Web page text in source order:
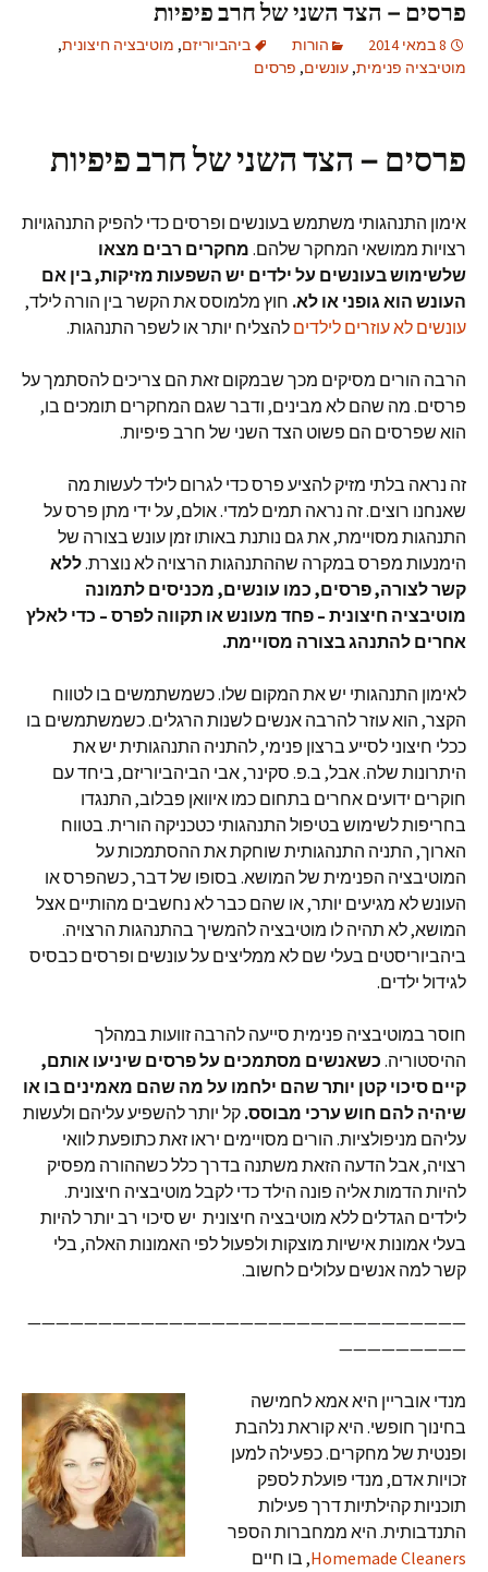
פרסים – הצד השני של חרב פיפיות
8 במאי 2014 הורות ביהביוריזם, מוטיבציה חיצונית,
מוטיבציה פנימית, עונשים, פרסים
פרסים – הצד השני של חרב פיפיות
אימון התנהגותי משתמש בעונשים ופרסים כדי להפיק התנהגויות
רצויות ממושאי המחקר שלהם. מחקרים רבים מצאו
שלשימוש בעונשים על ילדים יש השפעות מזיקות, בין אם
העונש הוא גופני או לא. חוץ מלמוסס את הקשר בין הורה לילד,
עונשים לא עוזרים לילדים להצליח יותר או לשפר התנהגות.
הרבה הורים מסיקים מכך שבמקום זאת הם צריכים להסתמך על
פרסים. מה שהם לא מבינים, ודבר שגם המחקרים תומכים בו,
הוא שפרסים הם פשוט הצד השני של חרב פיפיות.
זה נראה בלתי מזיק להציע פרס כדי לגרום לילד לעשות מה
שאנחנו רוצים. זה נראה תמים למדי. אולם, על ידי מתן פרס על
התנהגות מסויימת, את גם נותנת באותו זמן עונש בצורה של
הימנעות מפרס במקרה שההתנהגות הרצויה לא נוצרת.ללא
קשר לצורה, פרסים, כמו עונשים, מכניסים לתמונה
מוטיבציה חיצונית – פחד מעונש או תקווה לפרס – כדי לאלץ
אחרים להתנהג בצורה מסויימת.
לאימון התנהגותי יש את המקום שלו. כשמשתמשים בו לטווח
הקצר, הוא עוזר להרבה אנשים לשנות הרגלים. כשמשתמשים בו
ככלי חיצוני לסייע ברצון פנימי, להתניה התנהגותית יש את
היתרונות שלה. אבל, ב.פ. סקינר, אבי הביהביוריזם, ביחד עם
חוקרים ידועים אחרים בתחום כמו איוואן פבלוב, התנגדו
בחריפות לשימוש בטיפול התנהגותי כטכניקה הורית. בטווח
הארוך, התניה התנהגותית שוחקת את ההסתמכות על
המוטיבציה הפנימית של המושא. בסופו של דבר, כשהפרס או
העונש לא מגיעים יותר, או שהם כבר לא נחשבים מהותיים אצל
המושא, לא תהיה לו מוטיבציה להמשיך בהתנהגות הרצויה.
ביהביוריסטים בעלי שם לא ממליצים על עונשים ופרסים כבסיס
לגידול ילדים.
חוסר במוטיבציה פנימית סייעה להרבה זוועות במהלך
ההיסטוריה. כשאנשים מסתמכים על פרסים שיניעו אותם,
קיים סיכוי קטן יותר שהם ילחמו על מה שהם מאמינים בו או
שיהיה להם חוש ערכי מבוסס. קל יותר להשפיע עליהם ולעשות
עליהם מניפולציות. הורים מסויימים יראו זאת כתופעת לוואי
רצויה, אבל הדעה הזאת משתנה בדרך כלל כשההורה מפסיק
להיות הדמות אליה פונה הילד כדי לקבל מוטיבציה חיצונית.
לילדים הגדלים ללא מוטיבציה חיצונית יש סיכוי רב יותר להיות
בעלי אמונות אישיות מוצקות ולפעול לפי האמונות האלה, בלי
קשר למה אנשים עלולים לחשוב.
———————————————————————————————
—————————
מנדי אובריין היא אמא לחמישה
בחינוך חופשי. היא קוראת נלהבת
ופנטית של מחקרים. כפעילה למען
זכויות אדם, מנדי פועלת לספק
תוכניות קהילתיות דרך פעילות
התנדבותית. היא ממחברות הספר
Homemade Cleaners, בו חיים